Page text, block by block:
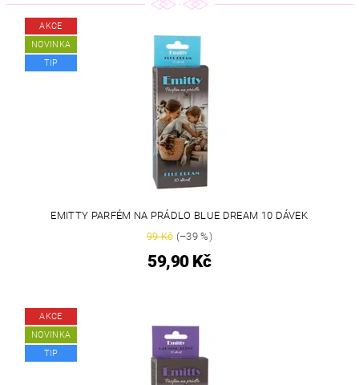
AKCE
NOVINKA
TIP
EMITTY PARFÉM NA PRÁDLO BLUE DREAM 10 DÁVEK
99 Kč(–39 %)
59,90 Kč
AKCE
NOVINKA
TIP